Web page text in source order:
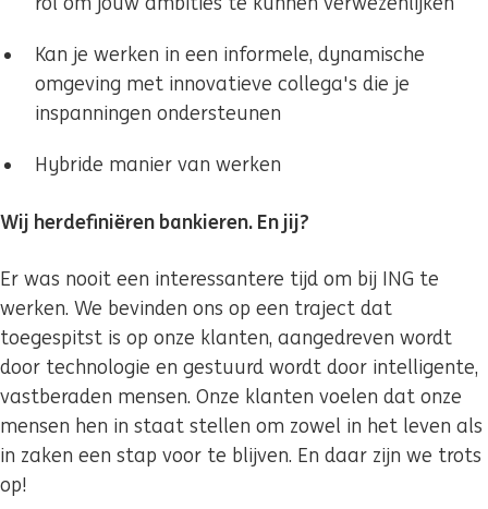
Kan je werken in een informele, dynamische
omgeving met innovatieve collega's die je
inspanningen ondersteunen
Hybride manier van werken
Wij herdefiniëren bankieren. En jij?
Er was nooit een interessantere tijd om bij ING te
werken. We bevinden ons op een traject dat
toegespitst is op onze klanten, aangedreven wordt
door technologie en gestuurd wordt door intelligente,
vastberaden mensen. Onze klanten voelen dat onze
mensen hen in staat stellen om zowel in het leven als
in zaken een stap voor te blijven. En daar zijn we trots
op!